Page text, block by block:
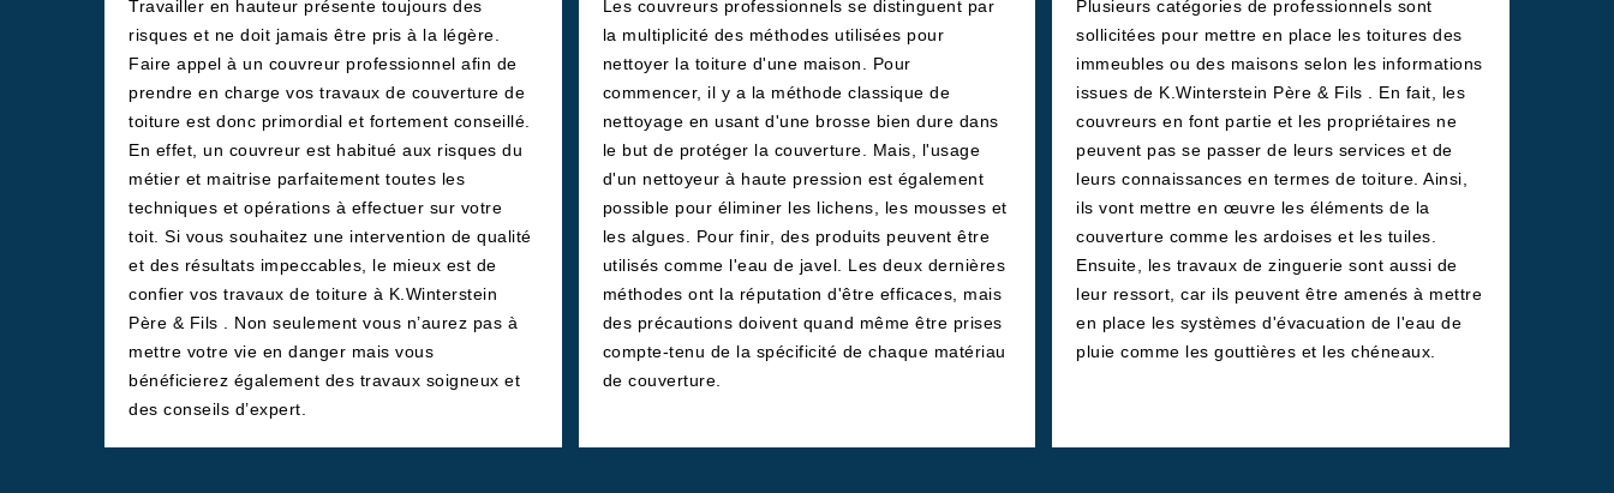
Travailler en hauteur présente toujours des
risques et ne doit jamais être pris à la légère.
Faire appel à un couvreur professionnel afin de
prendre en charge vos travaux de couverture de
toiture est donc primordial et fortement conseillé.
En effet, un couvreur est habitué aux risques du
métier et maitrise parfaitement toutes les
techniques et opérations à effectuer sur votre
toit. Si vous souhaitez une intervention de qualité
et des résultats impeccables, le mieux est de
confier vos travaux de toiture à K.Winterstein
Père & Fils . Non seulement vous n’aurez pas à
mettre votre vie en danger mais vous
bénéficierez également des travaux soigneux et
des conseils d’expert.
Les couvreurs professionnels se distinguent par
la multiplicité des méthodes utilisées pour
nettoyer la toiture d'une maison. Pour
commencer, il y a la méthode classique de
nettoyage en usant d'une brosse bien dure dans
le but de protéger la couverture. Mais, l'usage
d'un nettoyeur à haute pression est également
possible pour éliminer les lichens, les mousses et
les algues. Pour finir, des produits peuvent être
utilisés comme l'eau de javel. Les deux dernières
méthodes ont la réputation d'être efficaces, mais
des précautions doivent quand même être prises
compte-tenu de la spécificité de chaque matériau
de couverture.
Plusieurs catégories de professionnels sont
sollicitées pour mettre en place les toitures des
immeubles ou des maisons selon les informations
issues de K.Winterstein Père & Fils . En fait, les
couvreurs en font partie et les propriétaires ne
peuvent pas se passer de leurs services et de
leurs connaissances en termes de toiture. Ainsi,
ils vont mettre en œuvre les éléments de la
couverture comme les ardoises et les tuiles.
Ensuite, les travaux de zinguerie sont aussi de
leur ressort, car ils peuvent être amenés à mettre
en place les systèmes d'évacuation de l'eau de
pluie comme les gouttières et les chéneaux.